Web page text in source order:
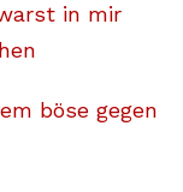
in mir
böse gegen